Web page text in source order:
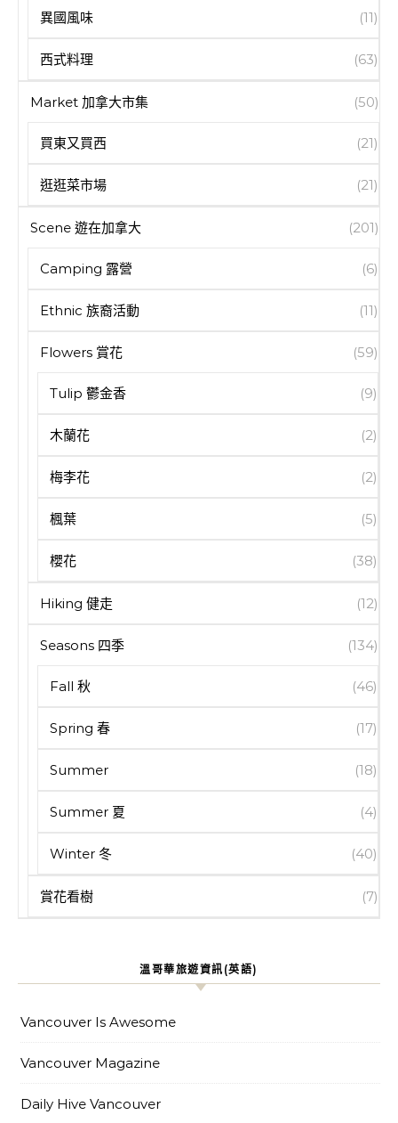
異國風味 (11)
西式料理 (63)
Market 加拿大市集 (50)
買東又買西 (21)
逛逛菜市場 (21)
Scene 遊在加拿大 (201)
Camping 露營 (6)
Ethnic 族裔活動 (11)
Flowers 賞花 (59)
Tulip 鬱金香 (9)
木蘭花 (2)
梅李花 (2)
楓葉 (5)
櫻花 (38)
Hiking 健走 (12)
Seasons 四季 (134)
Fall 秋 (46)
Spring 春 (17)
Summer (18)
Summer 夏 (4)
Winter 冬 (40)
賞花看樹 (7)
溫哥華旅遊資訊(英語)
Vancouver Is Awesome
Vancouver Magazine
Daily Hive Vancouver